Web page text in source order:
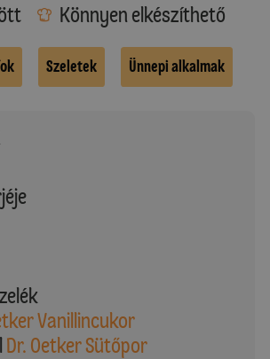
Könnyen elkészíthető
Szeletek Ünnepi alkalmak
Vanillincukor
Dr. Oetker Sütőpor